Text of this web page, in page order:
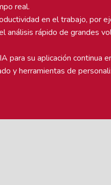
real.
en el trabajo, por
análisis rápido de grandes
su aplicación continua
y herramientas de